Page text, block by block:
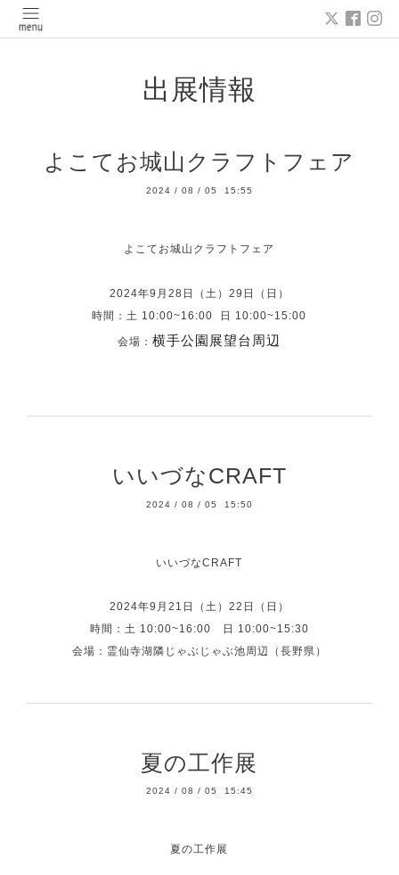
出展情報
よこてお城山クラフトフェア
2024 / 08 / 05 15:55
よこてお城山クラフトフェア
2024年9月28日（土）29日（日）
時間：土 10:00~16:00 日 10:00~15:00
会場：横手公園展望台周辺
いいづなCRAFT
2024 / 08 / 05 15:50
いいづなCRAFT
2024年9月21日（土）22日（日）
時間：土 10:00~16:00 日 10:00~15:30
会場：霊仙寺湖隣じゃぶじゃぶ池周辺（長野県）
夏の工作展
2024 / 08 / 05 15:45
夏の工作展